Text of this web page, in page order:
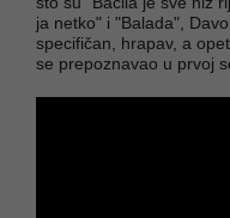
ja netko" i "Balada",
specifičan, hrapav, a
se prepoznavao u prvoj